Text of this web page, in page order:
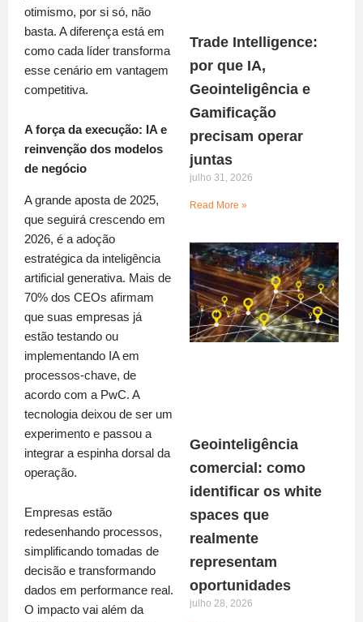
otimismo, por si só, não
basta. A diferença está em
como cada líder transforma
esse cenário em vantagem
competitiva.
A força da execução: IA e
reinvenção dos modelos
de negócio
A grande aposta de 2025,
que seguirá crescendo em
2026, é a adoção
estratégica da inteligência
artificial generativa. Mais de
70% dos CEOs afirmam
que suas empresas já
estão testando ou
implementando IA em
processos-chave, de
acordo com a PwC. A
tecnologia deixou de ser um
experimento e passou a
integrar a espinha dorsal da
operação.
Empresas estão
redesenhando processos,
simplificando tomadas de
decisão e transformando
dados em performance real.
O impacto vai além da
Trade Intelligence:
por que IA,
Geointeligência e
Gamificação
precisam operar
juntas
julho 31, 2026
Read More »
Geointeligência
comercial: como
identificar os white
spaces que
realmente
representam
oportunidades
julho 28, 2026